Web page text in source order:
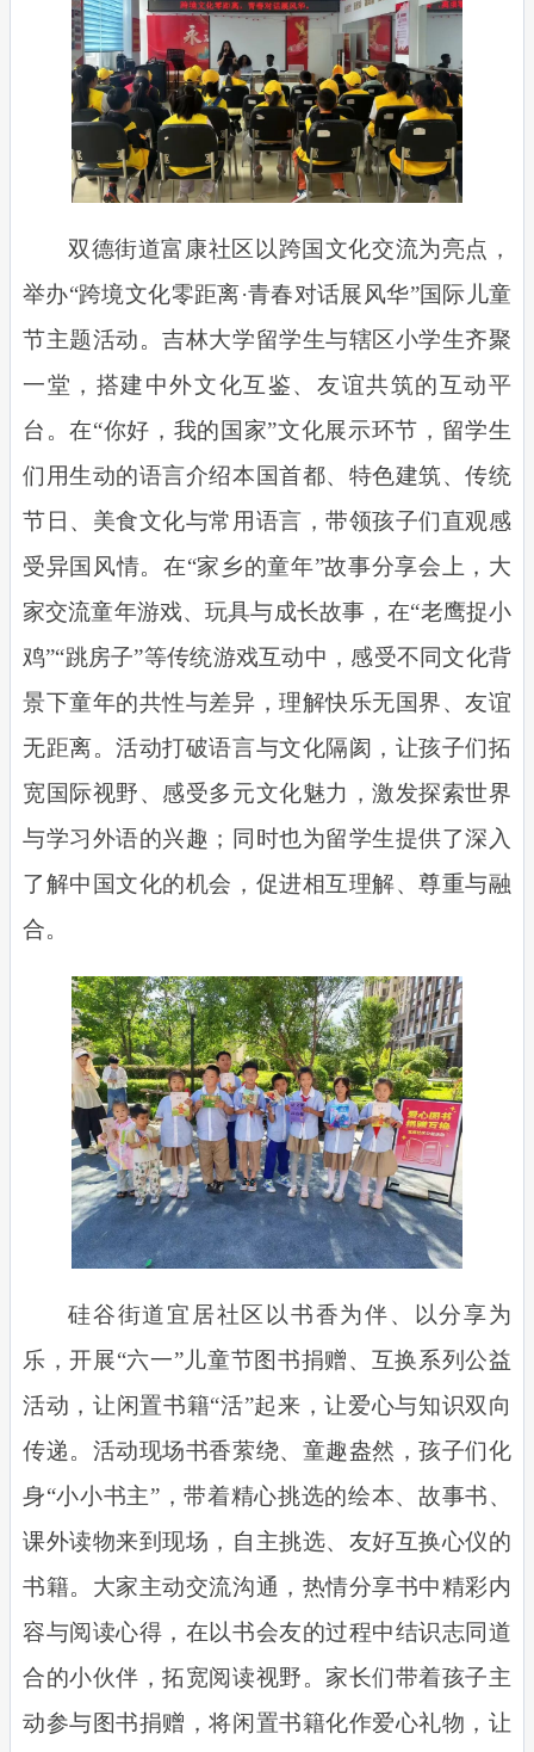
双德街道富康社区以跨国文化交流为亮点，
举办“跨境文化零距离·青春对话展风华”国际儿童
节主题活动。吉林大学留学生与辖区小学生齐聚
一堂，搭建中外文化互鉴、友谊共筑的互动平
台。在“你好，我的国家”文化展示环节，留学生
们用生动的语言介绍本国首都、特色建筑、传统
节日、美食文化与常用语言，带领孩子们直观感
受异国风情。在“家乡的童年”故事分享会上，大
家交流童年游戏、玩具与成长故事，在“老鹰捉小
鸡”“跳房子”等传统游戏互动中，感受不同文化背
景下童年的共性与差异，理解快乐无国界、友谊
无距离。活动打破语言与文化隔阂，让孩子们拓
宽国际视野、感受多元文化魅力，激发探索世界
与学习外语的兴趣；同时也为留学生提供了深入
了解中国文化的机会，促进相互理解、尊重与融
合。
硅谷街道宜居社区以书香为伴、以分享为
乐，开展“六一”儿童节图书捐赠、互换系列公益
活动，让闲置书籍“活”起来，让爱心与知识双向
传递。活动现场书香萦绕、童趣盎然，孩子们化
身“小小书主”，带着精心挑选的绘本、故事书、
课外读物来到现场，自主挑选、友好互换心仪的
书籍。大家主动交流沟通，热情分享书中精彩内
容与阅读心得，在以书会友的过程中结识志同道
合的小伙伴，拓宽阅读视野。家长们带着孩子主
动参与图书捐赠，将闲置书籍化作爱心礼物，让